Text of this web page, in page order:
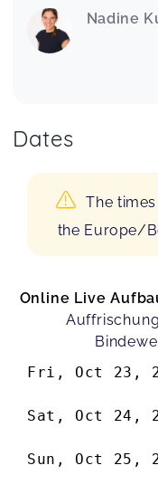
Nadine
Dates
The
the Europe/
Online Live
Fri, Oct 23,
Sat, Oct 24,
Sun, Oct 25,